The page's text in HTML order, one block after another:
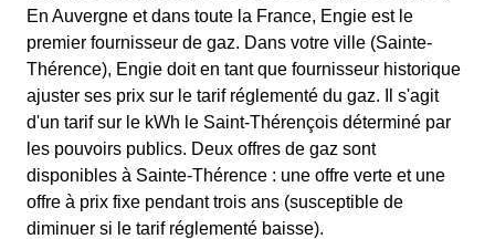
En Auvergne et dans toute la France, Engie est le
premier fournisseur de gaz. Dans votre ville (Sainte-
Thérence), Engie doit en tant que fournisseur historique
ajuster ses prix sur le tarif réglementé du gaz. Il s'agit
d'un tarif sur le kWh le Saint-Thérençois déterminé par
les pouvoirs publics. Deux offres de gaz sont
disponibles à Sainte-Thérence : une offre verte et une
offre à prix fixe pendant trois ans (susceptible de
diminuer si le tarif réglementé baisse).